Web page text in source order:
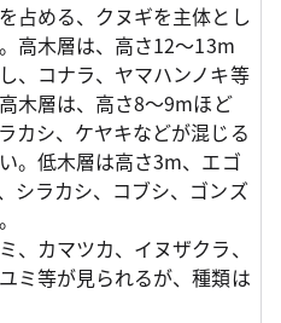
占める、クヌギを主体とし
高木層は、高さ12～13m
、コナラ、ヤマハンノキ等
木層は、高さ8～9mほど
カシ、ケヤキなどが混じる
。低木層は高さ3m、エゴ
シラカシ、コブシ、ゴンズ
、カマツカ、イヌザクラ、
ミ等が見られるが、種類は